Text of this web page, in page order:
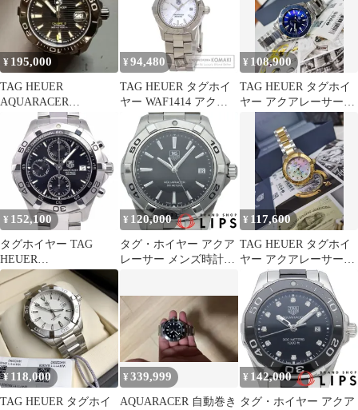
¥ 195,000
TAG HEUER
AQUARACER
CALIBRE 5
¥ 94,480
TAG HEUER タグホイ
ヤー WAF1414 アクア
レーサー 腕時計 SS SS
レディース [中古]
¥ 108,900
TAG HEUER タグホイ
ヤー アクアレーサー
WAY131S.BA0748 新品
クォーツ 35mm 腕時計
¥ 152,100
タグホイヤー TAG
HEUER
CAF2110.BA0809 アク
アレーサー ブラック 自
動巻き メンズ 良品
箱・保証書付き 腕時計
B#148730
¥ 120,000
タグ・ホイヤー アクア
レーサー メンズ時計
げ済 美品 【中古】
¥ 117,600
TAG HEUER タグホイ
ヤー アクアレーサー
WBD1322.BB0320 新品
クォーツ 32mm 腕時計
¥ 118,000
TAG HEUER タグホイ
¥339,999
AQUARACER 自動巻き
¥ 142,000
タグ・ホイヤー アクア